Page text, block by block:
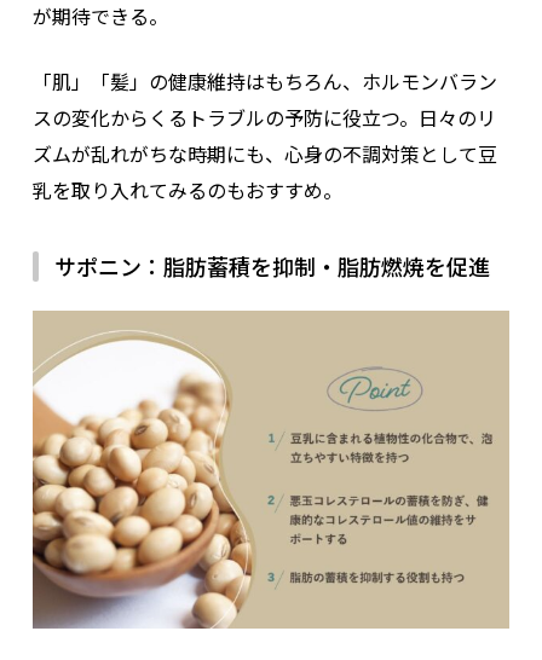
が期待できる。
「肌」「髪」の健康維持はもちろん、ホルモンバラン
スの変化からくるトラブルの予防に役立つ。日々のリ
ズムが乱れがちな時期にも、心身の不調対策として豆
乳を取り入れてみるのもおすすめ。
サポニン：脂肪蓄積を抑制・脂肪燃焼を促進